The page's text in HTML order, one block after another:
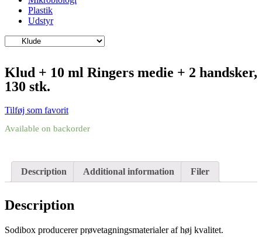
Plastik
Udstyr
Klud + 10 ml Ringers medie + 2 handsker,
130 stk.
Tilføj som favorit
Available on backorder
Description Additional information Filer
Description
Sodibox producerer prøvetagningsmaterialer af høj kvalitet.